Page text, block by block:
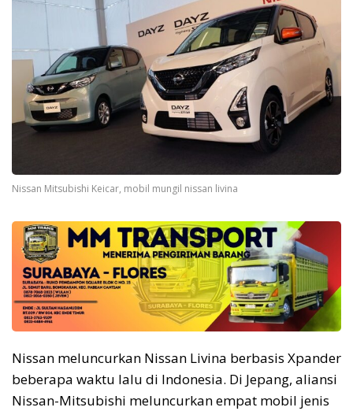
Nissan Mitsubishi Keicar, mobil mungil nissan livina
Nissan meluncurkan Nissan Livina berbasis Xpander
beberapa waktu lalu di Indonesia. Di Jepang, aliansi
Nissan-Mitsubishi meluncurkan empat mobil jenis